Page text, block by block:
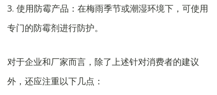
3. 使用防霉产品：在梅雨季节或潮湿环境下，可使用
专门的防霉剂进行防护。
对于企业和厂家而言，除了上述针对消费者的建议
外，还应注重以下几点：